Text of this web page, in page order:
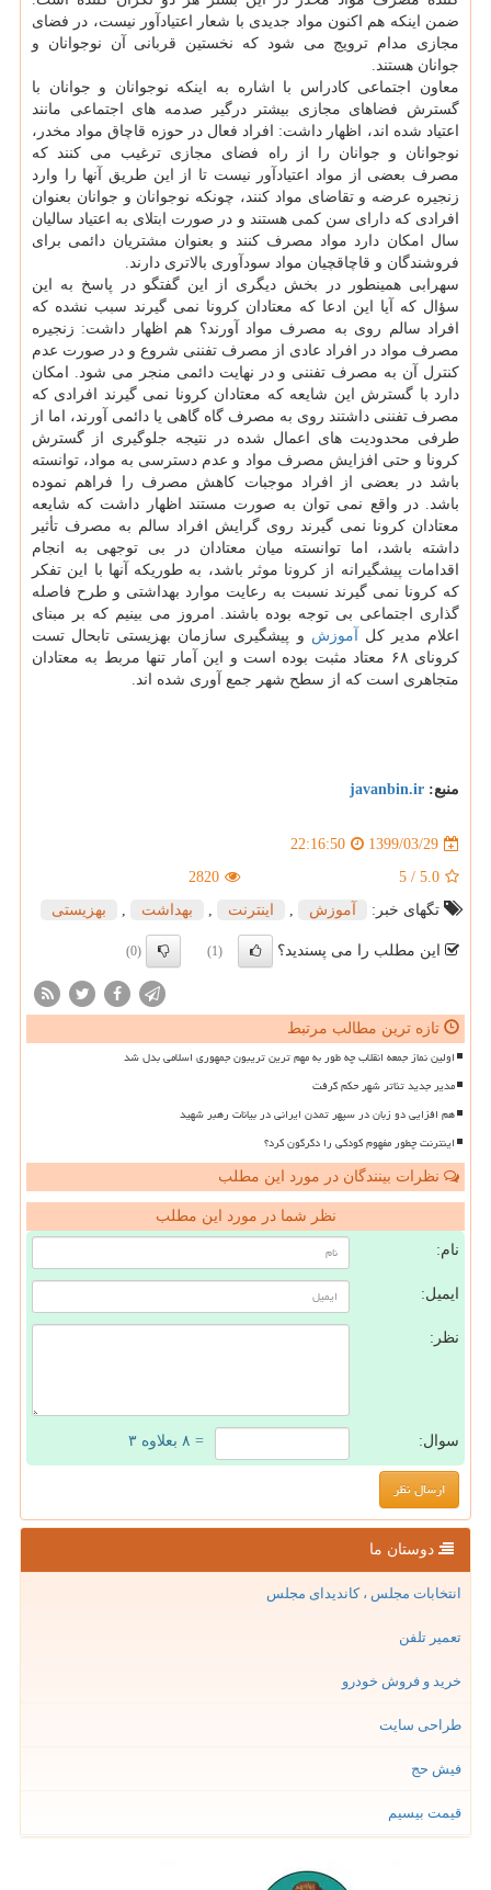
ضمن اینکه هم اکنون مواد جدیدی با شعار اعتیادآور نیست، در فضای
مجازی مدام ترویج می شود که نخستین قربانی آن نوجوانان و
جوانان هستند.
معاون اجتماعی کادراس با اشاره به اینکه نوجوانان و جوانان با
گسترش فضاهای مجازی بیشتر درگیر صدمه های اجتماعی مانند
اعتیاد شده اند، اظهار داشت: افراد فعال در حوزه قاچاق مواد مخدر،
نوجوانان و جوانان را از راه فضای مجازی ترغیب می کنند که
مصرف بعضی از مواد اعتیادآور نیست تا از این طریق آنها را وارد
زنجیره عرضه و تقاضای مواد کنند، چونکه نوجوانان و جوانان بعنوان
افرادی که دارای سن کمی هستند و در صورت ابتلای به اعتیاد سالیان
سال امکان دارد مواد مصرف کنند و بعنوان مشتریان دائمی برای
فروشندگان و قاچاقچیان مواد سودآوری بالاتری دارند.
سهرابی همینطور در بخش دیگری از این گفتگو در پاسخ به این
سؤال که آیا این ادعا که معتادان کرونا نمی گیرند سبب نشده که
افراد سالم روی به مصرف مواد آورند؟ هم اظهار داشت: زنجیره
مصرف مواد در افراد عادی از مصرف تفننی شروع و در صورت عدم
کنترل آن به مصرف تفننی و در نهایت دائمی منجر می شود. امکان
دارد با گسترش این شایعه که معتادان کرونا نمی گیرند افرادی که
مصرف تفننی داشتند روی به مصرف گاه گاهی یا دائمی آورند، اما از
طرفی محدودیت های اعمال شده در نتیجه جلوگیری از گسترش
کرونا و حتی افزایش مصرف مواد و عدم دسترسی به مواد، توانسته
باشد در بعضی از افراد موجبات کاهش مصرف را فراهم نموده
باشد. در واقع نمی توان به صورت مستند اظهار داشت که شایعه
معتادان کرونا نمی گیرند روی گرایش افراد سالم به مصرف تأثیر
داشته باشد، اما توانسته میان معتادان در بی توجهی به انجام
اقدامات پیشگیرانه از کرونا موثر باشد، به طوریکه آنها با این تفکر
که کرونا نمی گیرند نسبت به رعایت موارد بهداشتی و طرح فاصله
گذاری اجتماعی بی توجه بوده باشند. امروز می بینیم که بر مبنای
اعلام مدیر کل آموزش و پیشگیری سازمان بهزیستی تابحال تست
کرونای ۶۸ معتاد مثبت بوده است و این آمار تنها مربط به معتادان
متجاهری است که از سطح شهر جمع آوری شده اند.
منبع: javanbin.ir
1399/03/29
22:16:50
5.0
/
5
2820
تگهای خبر:
آموزش , اینترنت , بهداشت , بهزیستی
این مطلب را می پسندید؟ (1)
(0)
تازه ترین مطالب مرتبط
اولین نماز جمعه انقلاب چه طور به مهم ترین تریبون جمهوری اسلامی بدل شد
مدیر جدید تئاتر شهر حکم گرفت
هم افزایی دو زبان در سپهر تمدن ایرانی در بیانات رهبر شهید
اینترنت چطور مفهوم کودکی را دگرگون کرد؟
نظرات بینندگان در مورد این مطلب
نظر شما در مورد این مطلب
نام:
ایمیل:
نظر:
سوال: = ۸ بعلاوه ۳
دوستان ما
انتخابات مجلس ، کاندیدای مجلس
تعمیر تلفن
خرید و فروش خودرو
طراحی سایت
فیش حج
قیمت بیسیم